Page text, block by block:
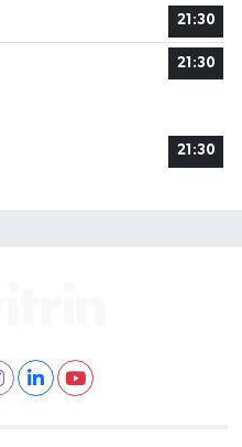
21:30
21:30
21:30